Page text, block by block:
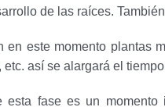
de las raíces.
en este momento plantas
etc. así se alargará el
esta fase es un momento